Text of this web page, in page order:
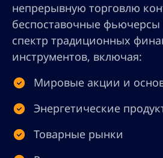
непрерывную торговлю
беспоставочные
спектр традиционных
инструментов, включая:
Мировые акции и
Энергетические
Товарные рынки